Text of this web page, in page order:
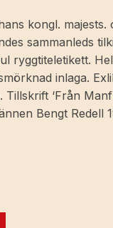
kongl.
sammanleds
ryggtiteletikett.
inlaga.
Tillskrift ‘Från
Bengt Redell